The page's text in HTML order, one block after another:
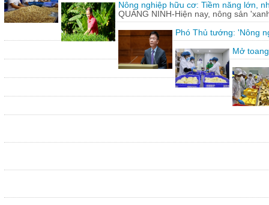
Nông nghiệp hữu cơ: Tiềm năng lớn,
QUẢNG NINH-Hiện nay, nông sản
Phó Thủ tướng: 'Nông
Mở